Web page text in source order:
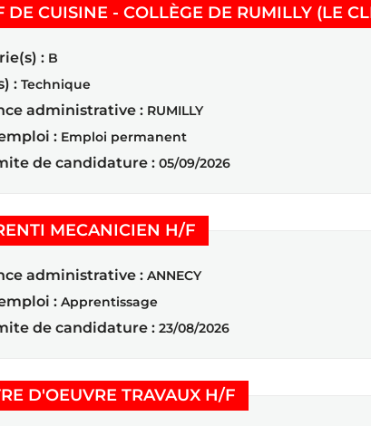
DE CUISINE - COLLÈGE DE RUMILLY (LE
: B
: Technique
administrative : RUMILLY
: Emploi permanent
de candidature : 05/09/2026
MECANICIEN H/F(Nouvelle fenêtre)
administrative : ANNECY
: Apprentissage
de candidature : 23/08/2026
D'OEUVRE TRAVAUX H/F(Nouvelle